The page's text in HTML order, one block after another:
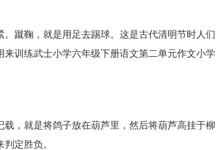
蹴鞠，就是用足去踢球。这是古代清明节时人们
训练武士小学六年级下册语文第二单元作文小学
，就是将鸽子放在葫芦里，然后将葫芦高挂于柳
定胜负。